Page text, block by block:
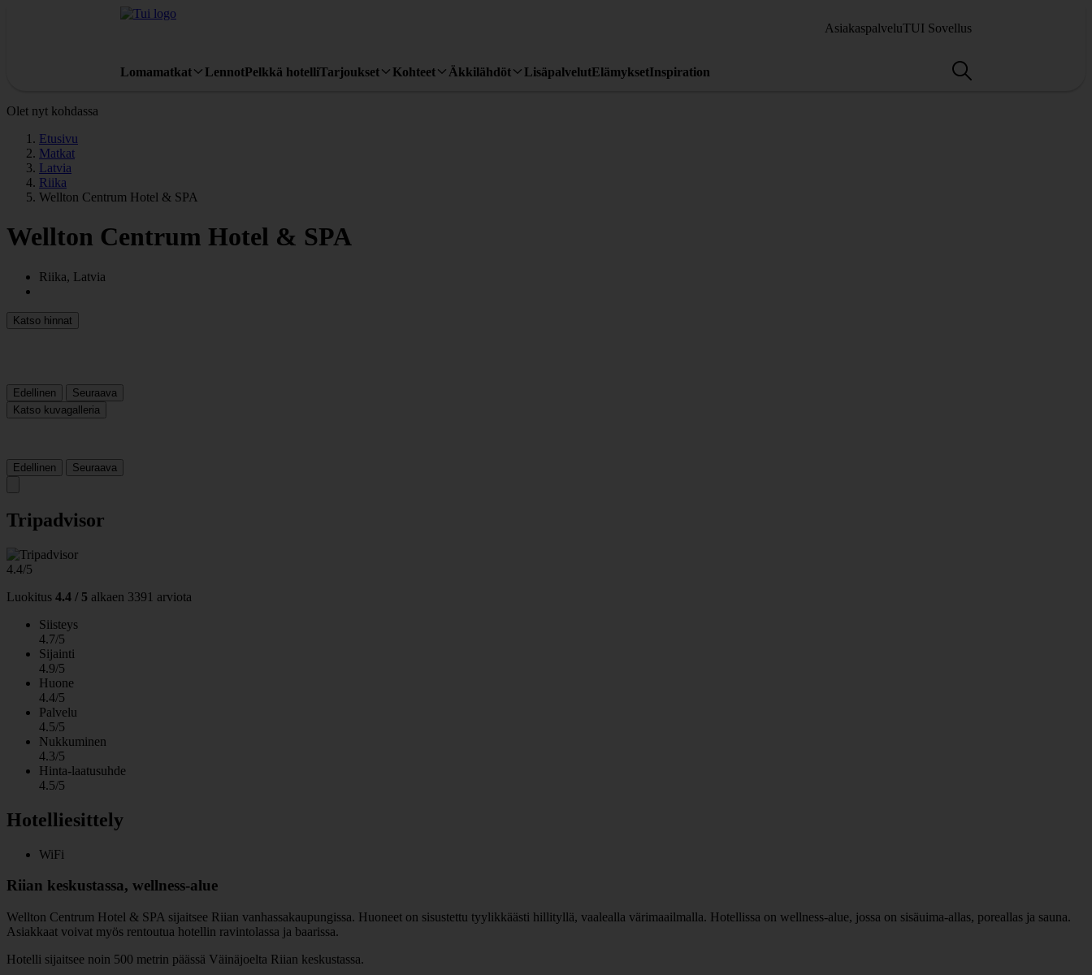
AsiakaspalveluTUI Sovellus
Lomamatkat LennotPelkkä hotelliTarjoukset Kohteet Äkkilähdöt LisäpalvelutElämyksetInspiration
Olet nyt kohdassa
Etusivu
Matkat
Latvia
Riika
Wellton Centrum Hotel & SPA
Wellton Centrum Hotel & SPA
Riika, Latvia
Katso hinnat
Edellinen
Seuraava
Katso kuvagalleria
Edellinen Seuraava
Tripadvisor
4.4/5
Luokitus 4.4 / 5 alkaen 3391 arviota
Siisteys
4.7/5
Sijainti
4.9/5
Huone
4.4/5
Palvelu
4.5/5
Nukkuminen
4.3/5
Hinta-laatusuhde
4.5/5
Hotelliesittely
WiFi
Riian keskustassa, wellness-alue
Wellton Centrum Hotel & SPA sijaitsee Riian vanhassakaupungissa. Huoneet on sisustettu tyylikkäästi hillityllä, vaalealla värimaailmalla. Hotellissa on wellness-alue, jossa on sisäuima-allas, poreallas ja sauna.
Asiakkaat voivat myös rentoutua hotellin ravintolassa ja baarissa.
Hotelli sijaitsee noin 500 metrin päässä Väinäjoelta Riian keskustassa.